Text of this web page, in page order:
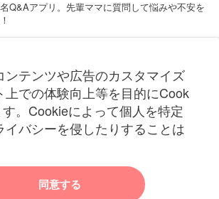
Q&Aアプリ。先輩ママに質問して悩みや不安を
ンテンツや広告のカスタマイズ
上での体験向上等を目的にCook
。Cookieによって個人を特定
イバシーを侵したりすることは
同意する
〜子育て中のお役立ち情報を配信中